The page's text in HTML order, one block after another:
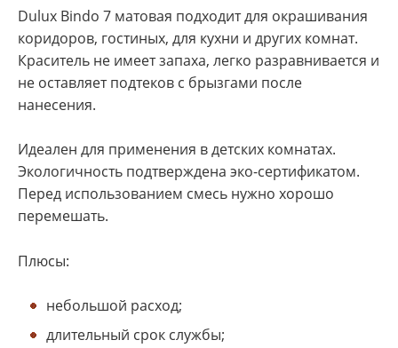
Dulux Bindo 7 матовая подходит для окрашивания
коридоров, гостиных, для кухни и других комнат.
Краситель не имеет запаха, легко разравнивается и
не оставляет подтеков с брызгами после
нанесения.
Идеален для применения в детских комнатах.
Экологичность подтверждена эко-сертификатом.
Перед использованием смесь нужно хорошо
перемешать.
Плюсы:
небольшой расход;
длительный срок службы;